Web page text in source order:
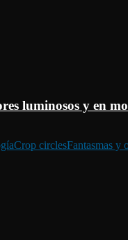
luminosos y en
Crop circlesFantasmas y